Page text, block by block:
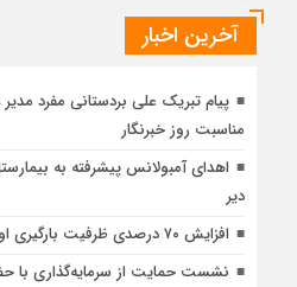
آخرین اخبار
پیام تبریک علی بردستانی مفرد
مناسبت روز خبرنگار
اهدای آمبولانس پیشرفته به
دیر
افزایش ۷۰ درصدی ظرفیت بارگیری اوره در پتروشیمی پردیس
نشست حمایت از سرمایه‌گذاری با